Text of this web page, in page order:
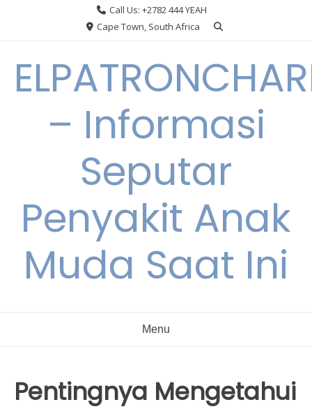
Call Us: +2782 444 YEAH
Cape Town, South Africa
– Informasi
Seputar
Penyakit Anak
Muda Saat Ini
Menu
Pentingnya Mengetahui